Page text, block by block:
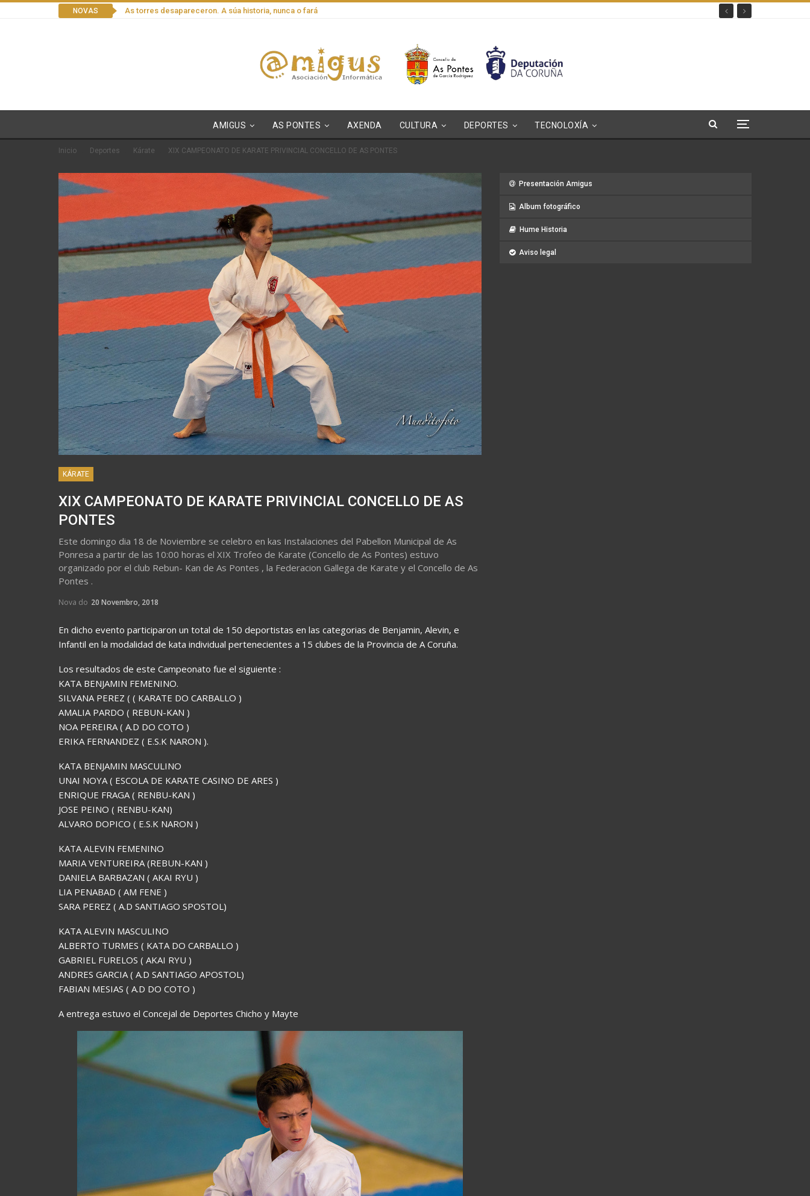
NOVAS As torres desapareceron. A súa historia, nunca o fará
AMIGUS AS PONTES AXENDA CULTURA DEPORTES TECNOLOXÍA
Inicio Deportes Kárate XIX CAMPEONATO DE KARATE PRIVINCIAL CONCELLO DE AS PONTES
KÁRATE
XIX CAMPEONATO DE KARATE PRIVINCIAL CONCELLO DE AS
PONTES
Este domingo dia 18 de Noviembre se celebro en kas Instalaciones del Pabellon Municipal de As
Ponresa a partir de las 10:00 horas el XIX Trofeo de Karate (Concello de As Pontes) estuvo
organizado por el club Rebun- Kan de As Pontes , la Federacion Gallega de Karate y el Concello de As
Pontes .
Nova do 20 Novembro, 2018
En dicho evento participaron un total de 150 deportistas en las categorias de Benjamin, Alevin, e
Infantil en la modalidad de kata individual pertenecientes a 15 clubes de la Provincia de A Coruña.
Los resultados de este Campeonato fue el siguiente :
KATA BENJAMIN FEMENINO.
SILVANA PEREZ ( ( KARATE DO CARBALLO )
AMALIA PARDO ( REBUN-KAN )
NOA PEREIRA ( A.D DO COTO )
ERIKA FERNANDEZ ( E.S.K NARON ).
KATA BENJAMIN MASCULINO
UNAI NOYA ( ESCOLA DE KARATE CASINO DE ARES )
ENRIQUE FRAGA ( RENBU-KAN )
JOSE PEINO ( RENBU-KAN)
ALVARO DOPICO ( E.S.K NARON )
KATA ALEVIN FEMENINO
MARIA VENTUREIRA (REBUN-KAN )
DANIELA BARBAZAN ( AKAI RYU )
LIA PENABAD ( AM FENE )
SARA PEREZ ( A.D SANTIAGO SPOSTOL)
KATA ALEVIN MASCULINO
ALBERTO TURMES ( KATA DO CARBALLO )
GABRIEL FURELOS ( AKAI RYU )
ANDRES GARCIA ( A.D SANTIAGO APOSTOL)
FABIAN MESIAS ( A.D DO COTO )
A entrega estuvo el Concejal de Deportes Chicho y Mayte
Presentación Amigus
Album fotográfico
Hume Historia
Aviso legal